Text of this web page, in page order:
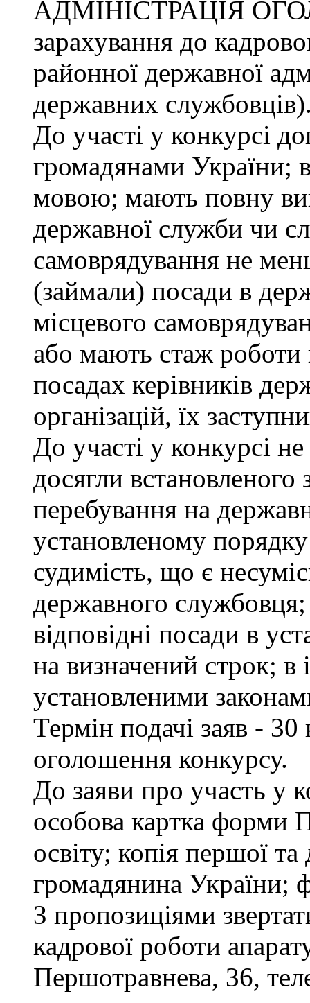
АДМІНІСТРАЦІЯ
зарахування до
районної державної
державних
До участі у конкурсі
громадянами України;
мовою; мають повну
державної служби чи
самоврядування не
(займали) посади в
місцевого
або мають стаж
посадах керівників
організацій, їх
До участі у конкурсі
досягли встановленого
перебування на
установленому
судимість, що є
державного службовця;
відповідні посади в
на визначений строк;
установленими
Термін подачі заяв -
оголошення конкурсу.
До заяви про участь у
особова картка форми
освіту; копія першої
громадянина України;
З пропозиціями
кадрової роботи
Першотравнева, 36,